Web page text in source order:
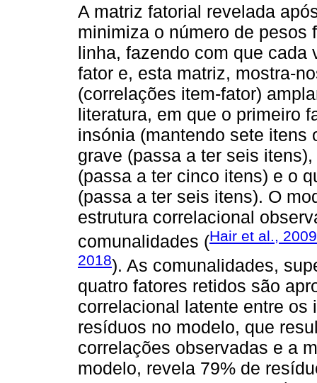
A matriz fatorial revelada
minimiza o número de pesos
linha, fazendo com que
fator e, esta matriz, mostra-
(correlações item-fator)
literatura, em que o primeiro
insónia (mantendo sete itens
grave (passa a ter seis
(passa a ter cinco itens) e o
(passa a ter seis itens). O
estrutura correlacional
comunalidades (Hair et al., 2009
2018). As comunalidades,
quatro fatores retidos são
correlacional latente entre
resíduos no modelo, que
correlações observadas e a
modelo, revela 79% de